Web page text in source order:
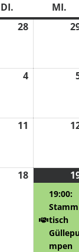
DI. DIENSTAGMI.
28
4
11
18
August
2026
19:00:
Stamm
tisch
mpen